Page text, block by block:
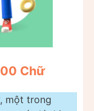
Chữ
một trong